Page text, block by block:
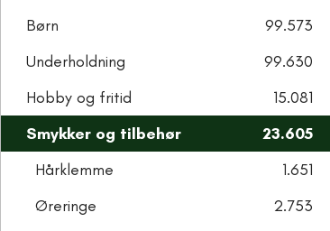
Børn
99.573
Underholdning
99.630
Hobby og fritid
15.081
Smykker og tilbehør
23.605
Hårklemme
1.651
Øreringe
2.753